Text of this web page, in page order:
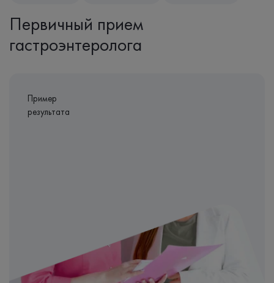
Первичный прием
гастроэнтеролога
Пример
результата